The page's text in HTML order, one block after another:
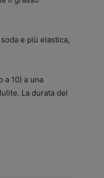
e più elastica,
a 10) a una
La durata del